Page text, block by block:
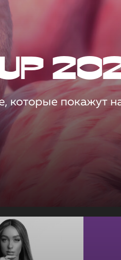
которые покажут